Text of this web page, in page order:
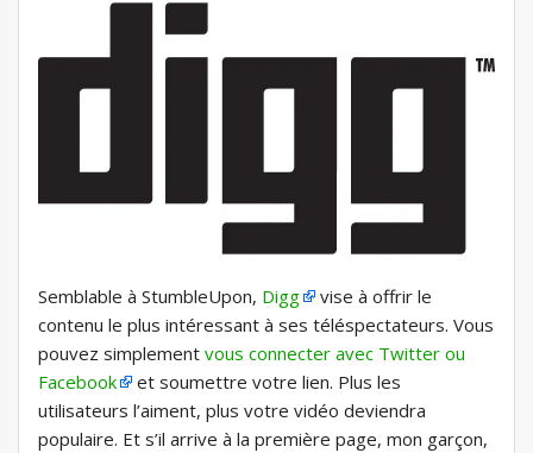
Semblable à StumbleUpon, Digg
vise à offrir le
contenu le plus intéressant à ses téléspectateurs. Vous
pouvez simplement vous connecter avec Twitter ou
Facebook
et soumettre votre lien. Plus les
utilisateurs l’aiment, plus votre vidéo deviendra
populaire. Et s’il arrive à la première page, mon garçon,